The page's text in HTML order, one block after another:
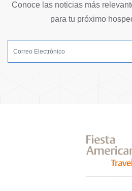
Conoce las noticias más
para tu próximo